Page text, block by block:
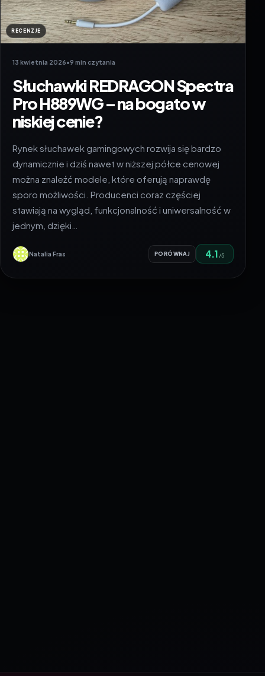
RECENZJE
13 kwietnia 2026•9 min czytania
Słuchawki REDRAGON Spectra
Pro H889WG – na bogato w
niskiej cenie?
Rynek słuchawek gamingowych rozwija się bardzo
dynamicznie i dziś nawet w niższej półce cenowej
można znaleźć modele, które oferują naprawdę
sporo możliwości. Producenci coraz częściej
stawiają na wygląd, funkcjonalność i uniwersalność w
jednym, dzięki…
Natalia Fras PORÓWNAJ 4.1 /5